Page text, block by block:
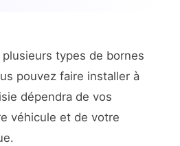
types de bornes
pouvez faire installer à
dépendra de vos
véhicule et de votre